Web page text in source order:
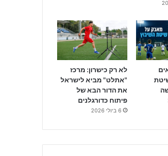
לא רק כישרון: מרכז
"אתלט" מביא לישראל
את הדור הבא של
פיתוח כדורגלנים
6 ביולי 2026